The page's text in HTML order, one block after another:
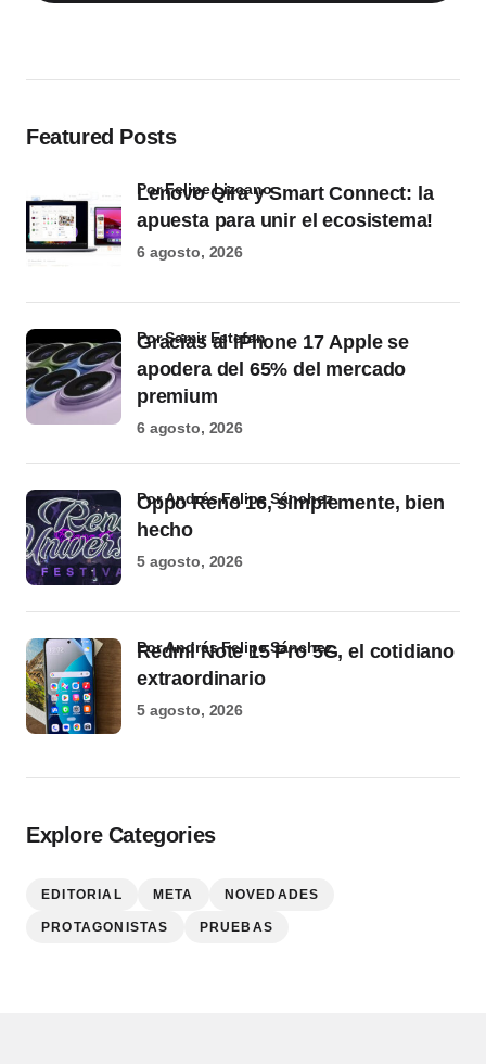
Featured Posts
Lenovo Qira y Smart Connect: la
apuesta para unir el ecosistema!
por Felipe Lizcano
6 agosto, 2026
Gracias al iPhone 17 Apple se
apodera del 65% del mercado
premium
por Samir Estefan
6 agosto, 2026
Oppo Reno 16, simplemente, bien
hecho
por Andrés Felipe Sánchez
5 agosto, 2026
Redmi Note 15 Pro 5G, el cotidiano
extraordinario
por Andrés Felipe Sánchez
5 agosto, 2026
Explore Categories
EDITORIAL META NOVEDADES
PROTAGONISTAS PRUEBAS